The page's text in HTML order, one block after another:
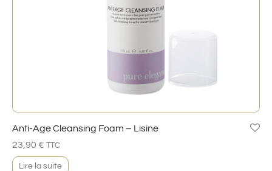
Anti-Age Cleansing Foam – Lisine
23,90 € TTC
Lire la suite